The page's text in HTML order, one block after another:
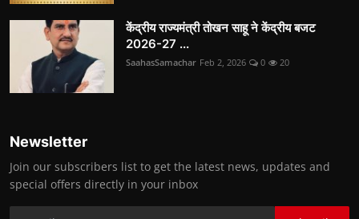
केंद्रीय राज्यमंत्री तोखन साहू ने केंद्रीय बजट
2026-27 ...
SaahasSamachar Feb 2, 2026 0 20
Newsletter
Join our subscribers list to get the latest news, updates and
special offers directly in your inbox